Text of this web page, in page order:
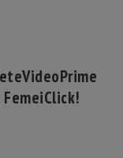
VideoPrime
Click!